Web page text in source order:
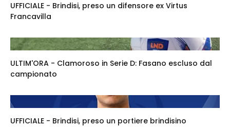
UFFICIALE - Brindisi, preso un difensore ex Virtus
Francavilla
ULTIM'ORA - Clamoroso in Serie D: Fasano escluso dal
campionato
UFFICIALE - Brindisi, preso un portiere brindisino